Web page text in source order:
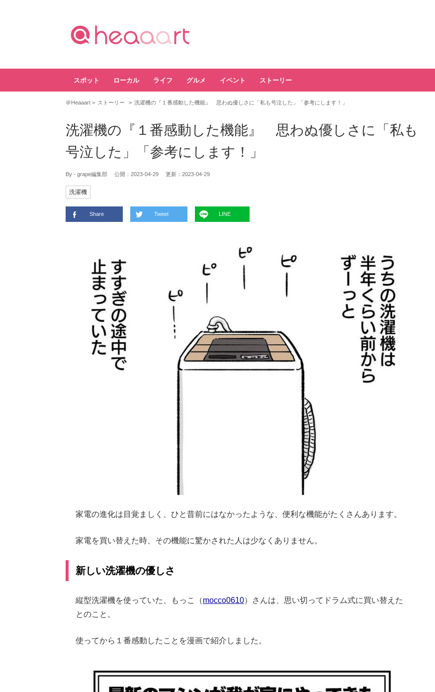
スポット ローカル ライフ グルメ イベント ストーリー
＠Heaaart ストーリー 洗濯機の『１番感動した機能』 思わぬ優しさに「私も号泣した」「参考にします！」
洗濯機の『１番感動した機能』 思わぬ優しさに「私も
号泣した」「参考にします！」
By - grape編集部 公開： 2023-04-29 更新： 2023-04-29
洗濯機
Share Tweet LINE
家電の進化は目覚ましく、ひと昔前にはなかったような、便利な機能がたくさんあります。
家電を買い替えた時、その機能に驚かされた人は少なくありません。
新しい洗濯機の優しさ
縦型洗濯機を使っていた、もっこ（mocco0610）さんは、思い切ってドラム式に買い替えた
とのこと。
使ってから１番感動したことを漫画で紹介しました。